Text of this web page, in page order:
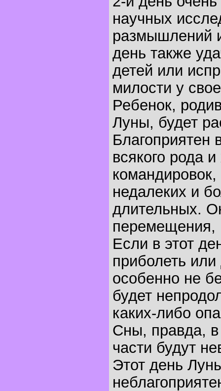
научных
размышлений
день также
детей или
милости у
Ребенок,
Луны, будет
Благоприятен
всякого рода
недалеких и
длительных.
перемещения,
Если в этот
приболеть
особенно не
будет
каких-либо
Сны, правда,
части будут
Этот день